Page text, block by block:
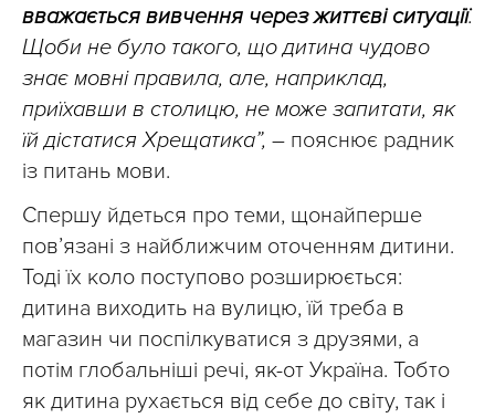
вважається вивчення через життєві ситуації.
Щоби не було такого, що дитина чудово
знає мовні правила, але, наприклад,
приїхавши в столицю, не може запитати, як
їй дістатися Хрещатика”, – пояснює радник
із питань мови.
Спершу йдеться про теми, щонайперше
пов’язані з найближчим оточенням дитини.
Тоді їх коло поступово розширюється:
дитина виходить на вулицю, їй треба в
магазин чи поспілкуватися з друзями, а
потім глобальніші речі, як-от Україна. Тобто
як дитина рухається від себе до світу, так і